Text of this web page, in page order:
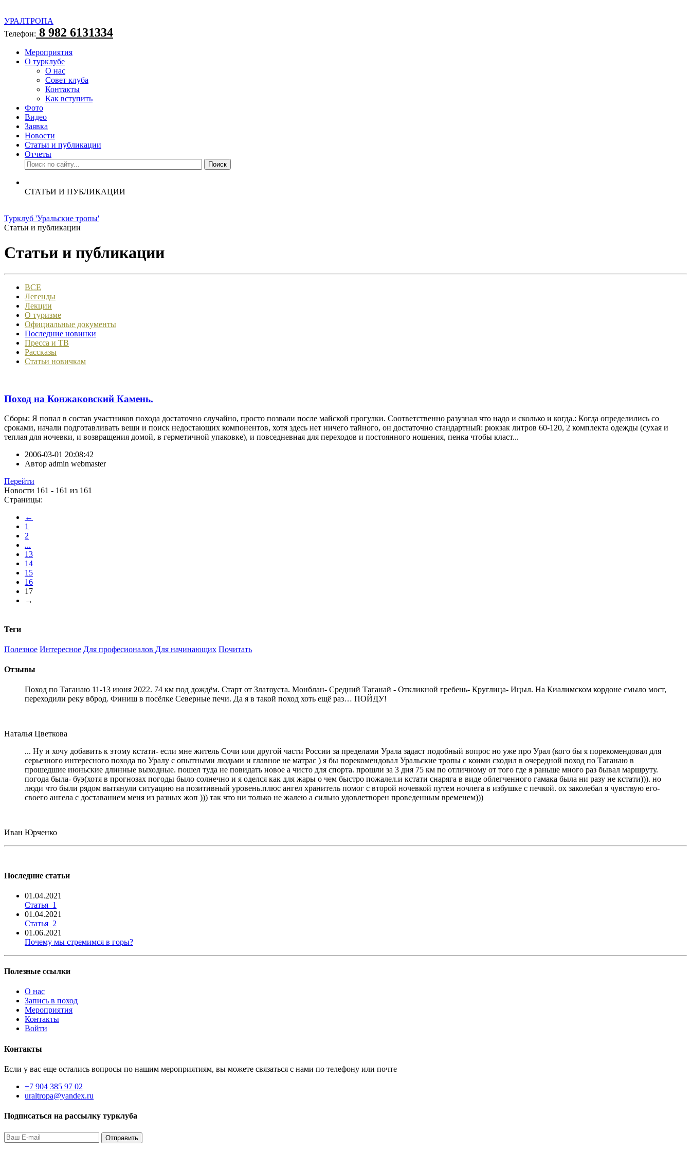
УРАЛТРОПА
Телефон: 8 982 6131334
Мероприятия
О турклубе
О нас
Совет клуба
Контакты
Как вступить
Фото
Видео
Заявка
Новости
Статьи и публикации
Отчеты
СТАТЬИ И ПУБЛИКАЦИИ
Турклуб 'Уральские тропы'
Статьи и публикации
Статьи и публикации
ВСЕ
Легенды
Лекции
О туризме
Официальные документы
Последние новинки
Пресса и ТВ
Рассказы
Статьи новичкам
Поход на Конжаковский Камень.
Сборы: Я попал в состав участников похода достаточно случайно, просто позвали после майской прогулки. Соответственно разузнал что надо и сколько и когда.: Когда определились со
сроками, начали подготавливать вещи и поиск недостающих компонентов, хотя здесь нет ничего тайного, он достаточно стандартный: рюкзак литров 60-120, 2 комплекта одежды (сухая и
теплая для ночевки, и возвращения домой, в герметичной упаковке), и повседневная для переходов и постоянного ношения, пенка чтобы класт...
2006-03-01 20:08:42
Автор admin webmaster
Перейти
Новости 161 - 161 из 161
Страницы:
←
1
2
...
13
14
15
16
17
→
Теги
Полезное Интересное Для професионалов Для начинающих Почитать
Отзывы
Поход по Таганаю 11-13 июня 2022. 74 км под дождём. Старт от Златоуста. Монблан- Средний Таганай - Откликной гребень- Круглица- Ицыл. На Киалимском кордоне смыло мост,
переходили реку вброд. Финиш в посёлке Северные печи. Да я в такой поход хоть ещё раз… ПОЙДУ!
Наталья Цветкова
... Ну и хочу добавить к этому кстати- если мне житель Сочи или другой части России за пределами Урала задаст подобный вопрос но уже про Урал (кого бы я порекомендовал для
серьезного интересного похода по Уралу с опытными людьми и главное не матрас ) я бы порекомендовал Уральские тропы с коими сходил в очередной поход по Таганаю в
прошедшие июньские длинные выходные. пошел туда не повидать новое а чисто для спорта. прошли за 3 дня 75 км по отличному от того где я раньше много раз бывал маршруту.
погода была- буэ(хотя в прогнозах погоды было солнечно и я оделся как для жары о чем быстро пожалел.и кстати снаряга в виде облегченного гамака была ни разу не кстати))). но
люди что были рядом вытянули ситуацию на позитивный уровень.плюс ангел хранитель помог с второй ночевкой путем ночлега в избушке с печкой. ох заколебал я чувствую его-
своего ангела с доставанием меня из разных жоп ))) так что ни только не жалею а сильно удовлетворен проведенным временем)))
Иван Юрченко
Последние статьи
01.04.2021
Статья_1
01.04.2021
Статья_2
01.06.2021
Почему мы стремимся в горы?
Полезные ссылки
О нас
Запись в поход
Мероприятия
Контакты
Войти
Контакты
Если у вас еще остались вопросы по нашим мероприятиям, вы можете связаться с нами по телефону или почте
+7 904 385 97 02
uraltropa@yandex.ru
Подписаться на рассылку турклуба